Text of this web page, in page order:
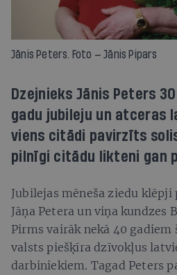
Jānis Peters. Foto — Jānis Pipars
Dzejnieks Jānis Peters
gadu jubileju un atceras
viens citādi pavirzīts
pilnīgi citādu likteni gan
Jubilejas mēneša ziedu
Jāņa Petera un viņa kundzes
Pirms vairāk nekā 40 gadiem
valsts piešķīra dzīvokļus
darbiniekiem. Tagad Peters